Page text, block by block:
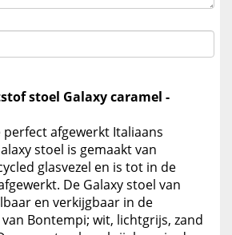
stoel Galaxy caramel -
afgewerkt Italiaans
stoel is gemaakt van
glasvezel en is tot in de
De Galaxy stoel van
en verkijgbaar in de
Bontempi; wit, lichtgrijs, zand